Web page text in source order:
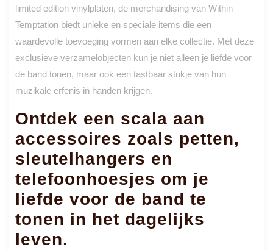
limited edition vinylplaten, de merchandising van Within
Temptation biedt unieke en speciale items die een
waardevolle toevoeging vormen aan elke collectie. Met deze
exclusieve verzamelobjecten kun je niet alleen je liefde voor
de band tonen, maar ook een tastbaar stukje van hun
muzikale erfenis in handen krijgen.
Ontdek een scala aan
accessoires zoals petten,
sleutelhangers en
telefoonhoesjes om je
liefde voor de band te
tonen in het dagelijks
leven.